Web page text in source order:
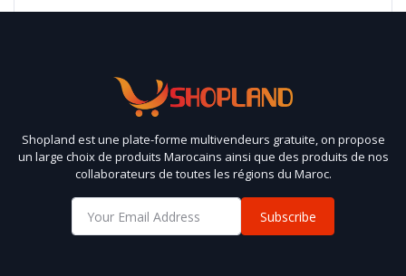
Shopland est une plate-forme multivendeurs gratuite, on propose
un large choix de produits Marocains ainsi que des produits de nos
collaborateurs de toutes les régions du Maroc.
Subscribe